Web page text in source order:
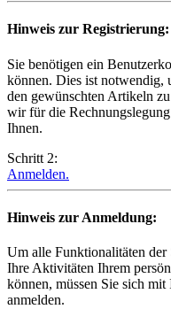
Hinweis zur Registrierung:
Sie benötigen ein
können. Dies ist notwendig,
den gewünschten Artikeln
wir für die
Ihnen.
Schritt 2:
Anmelden.
Hinweis zur Anmeldung:
Um alle Funktionalitäten
Ihre Aktivitäten Ihrem
können, müssen Sie sich
anmelden.